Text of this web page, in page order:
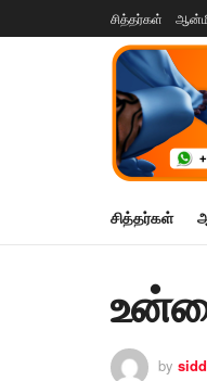
சித்தர்கள்
சித்தர்கள்
by